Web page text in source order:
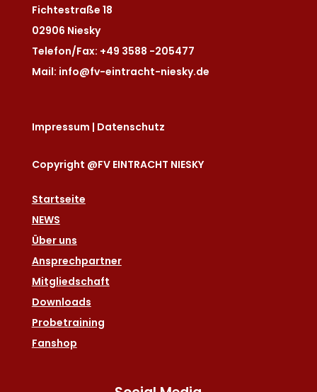
Fichtestraße 18
02906 Niesky
Telefon/Fax: +49 3588 -205477
Mail: info@fv-eintracht-niesky.de
Impressum | Datenschutz
Copyright @FV EINTRACHT NIESKY
Startseite
NEWS
Über uns
Ansprechpartner
Mitgliedschaft
Downloads
Probetraining
Fanshop